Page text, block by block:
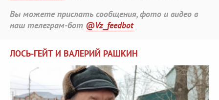
Вы можете прислать сообщения, фото и видео в
наш телеграм-бот @Vz_feedbot
ЛОСЬ-ГЕЙТ И ВАЛЕРИЙ РАШКИН